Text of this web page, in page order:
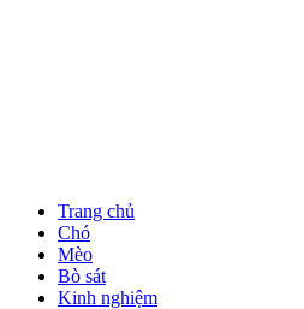
Trang chủ
Chó
Mèo
Bò sát
Kinh nghiệm